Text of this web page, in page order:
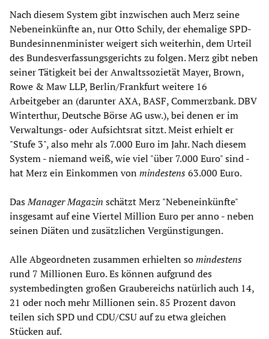
Nach diesem System gibt inzwischen auch Merz seine
Nebeneinkünfte an, nur Otto Schily, der ehemalige SPD-
Bundesinnenminister weigert sich weiterhin, dem Urteil
des Bundesverfassungsgerichts zu folgen. Merz gibt neben
seiner Tätigkeit bei der Anwaltssozietät Mayer, Brown,
Rowe & Maw LLP, Berlin/Frankfurt weitere 16
Arbeitgeber an (darunter AXA, BASF, Commerzbank. DBV
Winterthur, Deutsche Börse AG usw.), bei denen er im
Verwaltungs- oder Aufsichtsrat sitzt. Meist erhielt er
"Stufe 3", also mehr als 7.000 Euro im Jahr. Nach diesem
System - niemand weiß, wie viel "über 7.000 Euro" sind -
hat Merz ein Einkommen vonmindestens63.000 Euro.
DasManager Magazin schätzt Merz "Nebeneinkünfte"
insgesamt auf eine Viertel Million Euro per anno - neben
seinen Diäten und zusätzlichen Vergünstigungen.
Alle Abgeordneten zusammen erhielten somindestens
rund 7 Millionen Euro. Es können aufgrund des
systembedingten großen Graubereichs natürlich auch 14,
21 oder noch mehr Millionen sein. 85 Prozent davon
teilen sich SPD und CDU/CSU auf zu etwa gleichen
Stücken auf.